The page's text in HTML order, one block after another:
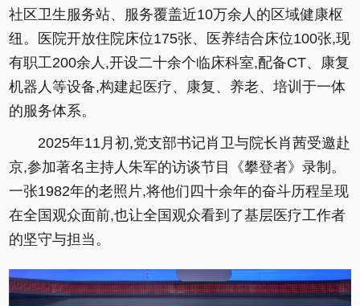
社区卫生服务站、服务覆盖近10万余人的区域健康枢
纽。医院开放住院床位175张、医养结合床位100张,现
有职工200余人,开设二十余个临床科室,配备CT、康复
机器人等设备,构建起医疗、康复、养老、培训于一体
的服务体系。
2025年11月初,党支部书记肖卫与院长肖茜受邀赴
京,参加著名主持人朱军的访谈节目《攀登者》录制。
一张1982年的老照片,将他们四十余年的奋斗历程呈现
在全国观众面前,也让全国观众看到了基层医疗工作者
的坚守与担当。